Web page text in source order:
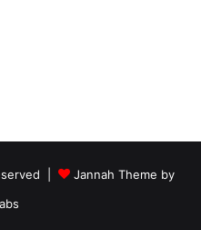
|
Jannah Theme by